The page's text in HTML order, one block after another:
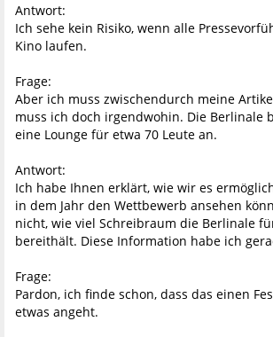
Antwort:
Ich sehe kein Risiko, wenn alle
Kino laufen.
Frage:
Aber ich muss zwischendurch meine
muss ich doch irgendwohin. Die Berlinale
eine Lounge für etwa 70 Leute an.
Antwort:
Ich habe Ihnen erklärt, wie wir es
in dem Jahr den Wettbewerb ansehen
nicht, wie viel Schreibraum die Berlinale
bereithält. Diese Information habe ich
Frage:
Pardon, ich finde schon, dass das einen
etwas angeht.